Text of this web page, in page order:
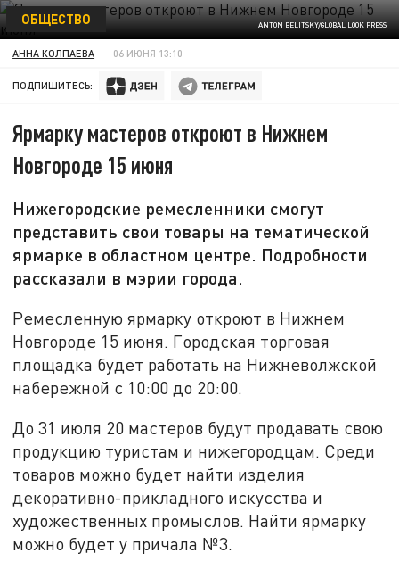
ANTON BELITSKY/GLOBAL LOOK PRESS
ОБЩЕСТВО
АННА КОЛПАЕВА 06 ИЮНЯ 13:10
ПОДПИШИТЕСЬ:
Ярмарку мастеров откроют в Нижнем
Новгороде 15 июня
Нижегородские ремесленники смогут
представить свои товары на тематической
ярмарке в областном центре. Подробности
рассказали в мэрии города.
Ремесленную ярмарку откроют в Нижнем
Новгороде 15 июня. Городская торговая
площадка будет работать на Нижневолжской
набережной с 10:00 до 20:00.
До 31 июля 20 мастеров будут продавать свою
продукцию туристам и нижегородцам. Среди
товаров можно будет найти изделия
декоративно-прикладного искусства и
художественных промыслов. Найти ярмарку
можно будет у причала №3.